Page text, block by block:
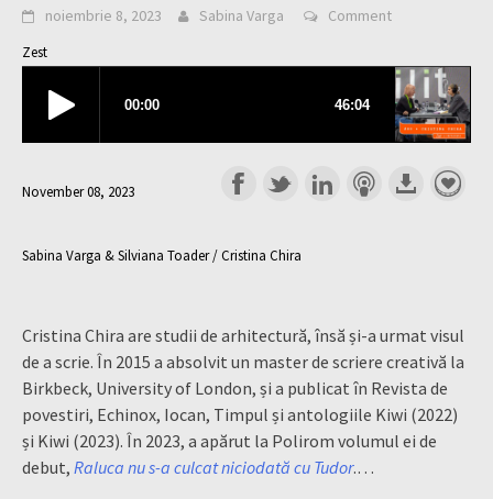
noiembrie 8, 2023 Sabina Varga Comment
Zest
November 08, 2023
Sabina Varga & Silviana Toader / Cristina Chira
Cristina Chira are studii de arhitectură, însă și-a urmat visul
de a scrie. În 2015 a absolvit un master de scriere creativă la
Birkbeck, University of London, și a publicat în Revista de
povestiri, Echinox, Iocan, Timpul și antologiile Kiwi (2022)
și Kiwi (2023). În 2023, a apărut la Polirom volumul ei de
debut, Raluca nu s-a culcat niciodată cu Tudor.…